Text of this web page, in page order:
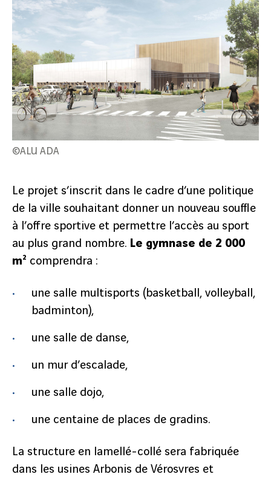
©ALU ADA
Le projet s’inscrit dans le cadre d’une politique
de la ville souhaitant donner un nouveau souffle
à l’offre sportive et permettre l’accès au sport
au plus grand nombre. Le gymnase de 2 000
m² comprendra :
une salle multisports (basketball, volleyball,
badminton),
une salle de danse,
un mur d’escalade,
une salle dojo,
une centaine de places de gradins.
La structure en lamellé-collé sera fabriquée
dans les usines Arbonis de Vérosvres et